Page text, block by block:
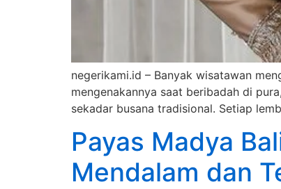
negerikami.id – Banyak wisatawan
mengenakannya saat beribadah di
sekadar busana tradisional. Setiap
Payas Madya
Mendalam dan